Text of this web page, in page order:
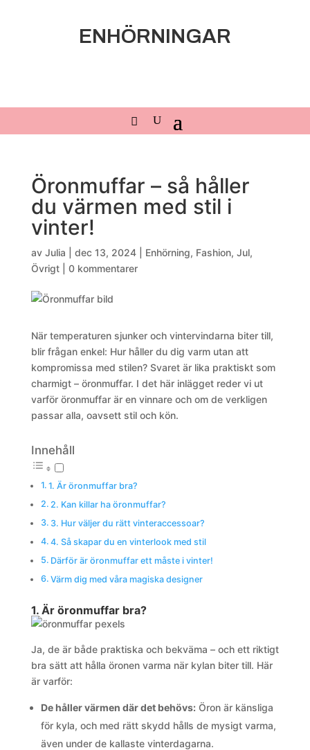
ENHÖRNINGAR
Öronmuffar – så håller
du värmen med stil i
vinter!
av Julia dec 13, 2024| Enhörning, Fashion, Jul,
Övrigt| 0 kommentarer
När temperaturen sjunker och vintervindarna biter till,
blir frågan enkel: Hur håller du dig varm utan att
kompromissa med stilen? Svaret är lika praktiskt som
charmigt – öronmuffar. I det här inlägget reder vi ut
varför öronmuffar är en vinnare och om de verkligen
passar alla, oavsett stil och kön.
Innehåll
1. Är öronmuffar bra?
2. Kan killar ha öronmuffar?
3. Hur väljer du rätt vinteraccessoar?
4. Så skapar du en vinterlook med stil
Därför är öronmuffar ett måste i vinter!
Värm dig med våra magiska designer
1. Är öronmuffar bra?
Ja, de är både praktiska och bekväma – och ett riktigt
bra sätt att hålla öronen varma när kylan biter till. Här
är varför:
De håller värmen där det behövs:Öron är känsliga
för kyla, och med rätt skydd hålls de mysigt varma,
även under de kallaste vinterdagarna.